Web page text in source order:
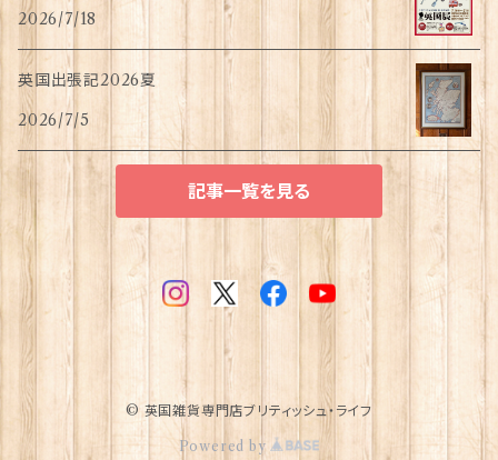
2026/7/18
英国出張記2026夏
2026/7/5
記事一覧を見る
© 英国雑貨専門店ブリティッシュ・ライフ
Powered by